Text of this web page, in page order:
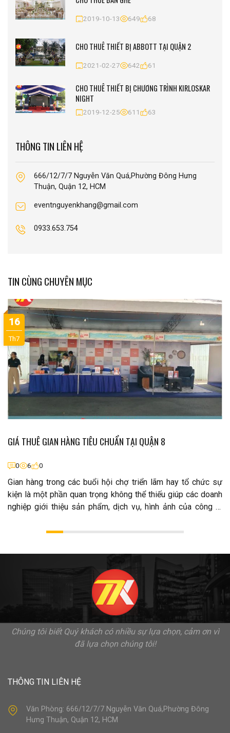
2019-10-13 649 68
CHO THUÊ THIẾT BỊ ABBOTT TẠI QUẬN 2
2021-02-27 642 61
CHO THUÊ THIẾT BỊ CHƯƠNG TRÌNH KIRLOSKAR
NIGHT
2019-12-25 611 63
THÔNG TIN LIÊN HỆ
666/12/7/7 Nguyễn Văn Quá,Phường Đông Hưng
Thuận, Quận 12, HCM
eventnguyenkhang@gmail.com
0933.653.754
TIN CÙNG CHUYÊN MỤC
GIÁ THUÊ GIAN HÀNG TIÊU CHUẨN TẠI QUẬN 8
0 6 0
Gian hàng trong các buổi hội chợ triển lãm hay tổ chức sự
kiện là một phần quan trọng không thể thiếu giúp các doanh
nghiệp giới thiệu sản phẩm, dịch vụ, hình ảnh của công ty
16
Th7
Chúng tôi biết Quý khách có nhiều sự lựa chọn, cảm ơn vì
đã lựa chọn chúng tôi!
THÔNG TIN LIÊN HỆ
Văn Phòng: 666/12/7/7 Nguyễn Văn Quá,Phường Đông
Hưng Thuận, Quận 12, HCM